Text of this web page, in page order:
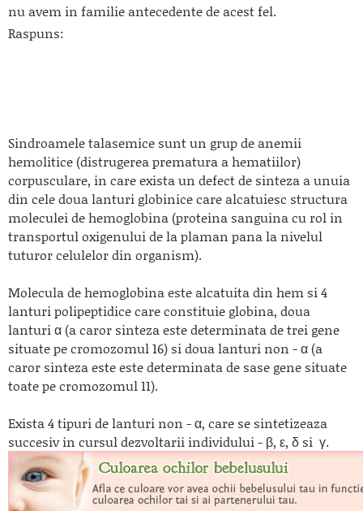
nu avem in familie antecedente de acest fel.
Raspuns:
Sindroamele talasemice sunt un grup de anemii
hemolitice (distrugerea prematura a hematiilor)
corpusculare, in care exista un defect de sinteza a unuia
din cele doua lanturi globinice care alcatuiesc structura
moleculei de hemoglobina (proteina sanguina cu rol in
transportul oxigenului de la plaman pana la nivelul
tuturor celulelor din organism).
Molecula de hemoglobina este alcatuita din hem si 4
lanturi polipeptidice care constituie globina, doua
lanturi α (a caror sinteza este determinata de trei gene
situate pe cromozomul 16) si doua lanturi non - α (a
caror sinteza este este determinata de sase gene situate
toate pe cromozomul 11).
Exista 4 tipuri de lanturi non - α, care se sintetizeaza
succesiv in cursul dezvoltarii individului - β, ε, δ si γ.